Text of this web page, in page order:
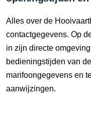
Alles over de
contactgegevens. Op
in zijn directe
bedieningstijden van
marifoongegevens en
aanwijzingen.